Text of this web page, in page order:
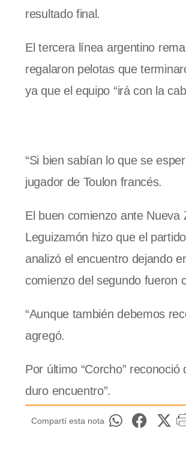
resultado final.
El tercera línea argentino
regalaron pelotas que
ya que el equipo “irá con la
“Si bien sabían lo que se
jugador de Toulon francés.
El buen comienzo ante
Leguizamón hizo que el
analizó el encuentro dejando
comienzo del segundo fueron
“Aunque también debemos
agregó.
Por último “Corcho”
duro encuentro”.
Compartí esta nota